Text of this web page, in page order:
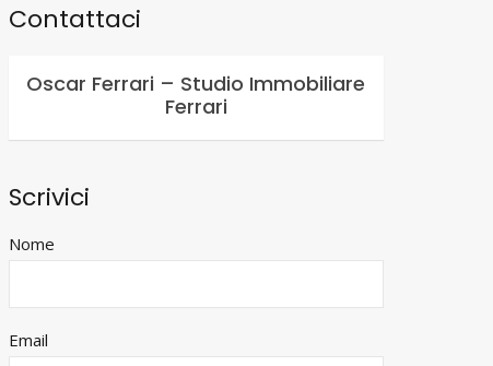
Contattaci
Oscar Ferrari – Studio Immobiliare
Ferrari
Scrivici
Nome
Email